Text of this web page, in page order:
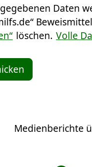
Daten
löschen. Volle
Medienberichte